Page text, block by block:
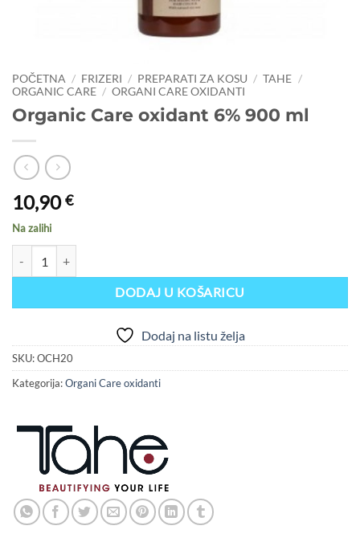
POČETNA / FRIZERI / PREPARATI ZA KOSU / TAHE /
ORGANIC CARE / ORGANI CARE OXIDANTI
Organic Care oxidant 6% 900 ml
10,90€
Na zalihi
DODAJ U KOŠARICU
Dodaj na listu želja
SKU:OCH20
Kategorija:Organi Care oxidanti